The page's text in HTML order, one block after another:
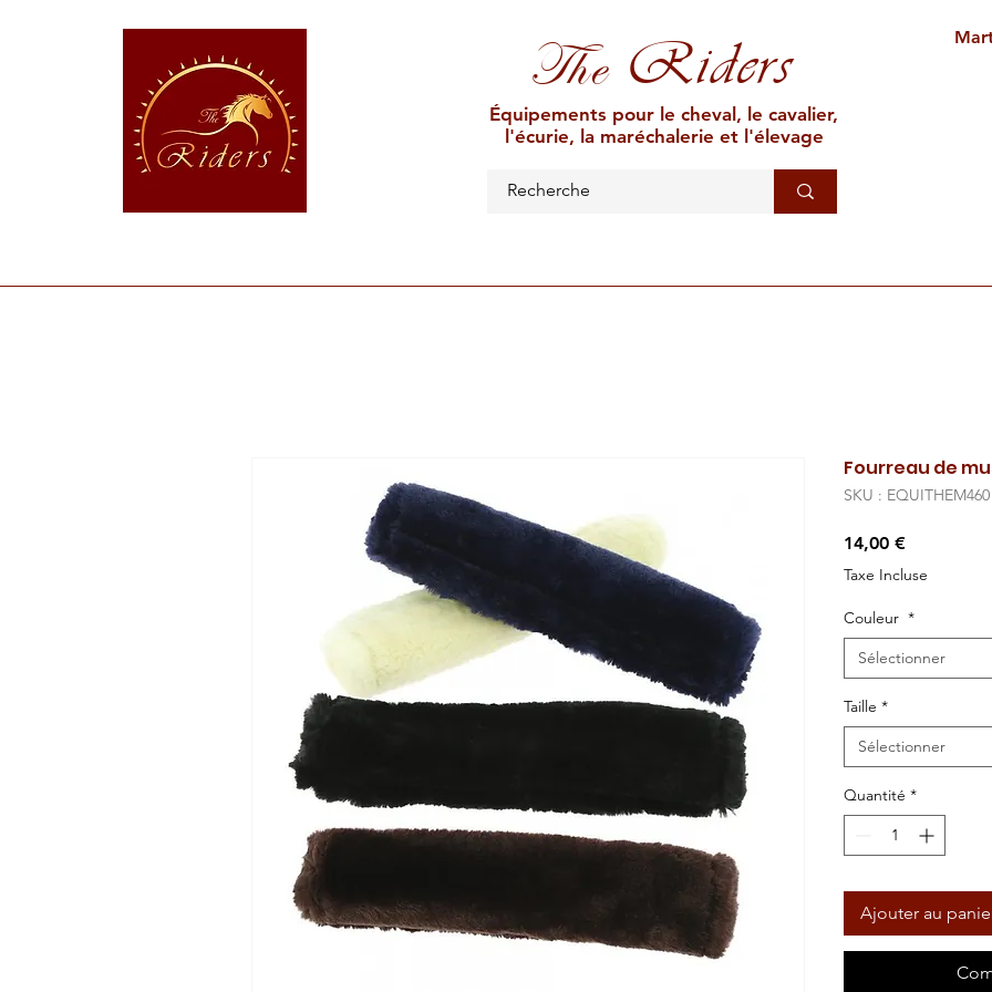
TheRiders
Équipements pour le cheval, le cavalier,
l'écurie, la maréchalerie et l'élevage
Fourreau de
SKU : EQUITHEM460
14,00 €Prix
Taxe Incluse
Couleur *
Sélectionner
Taille *
Sélectionner
Quantité *
Ajouter au